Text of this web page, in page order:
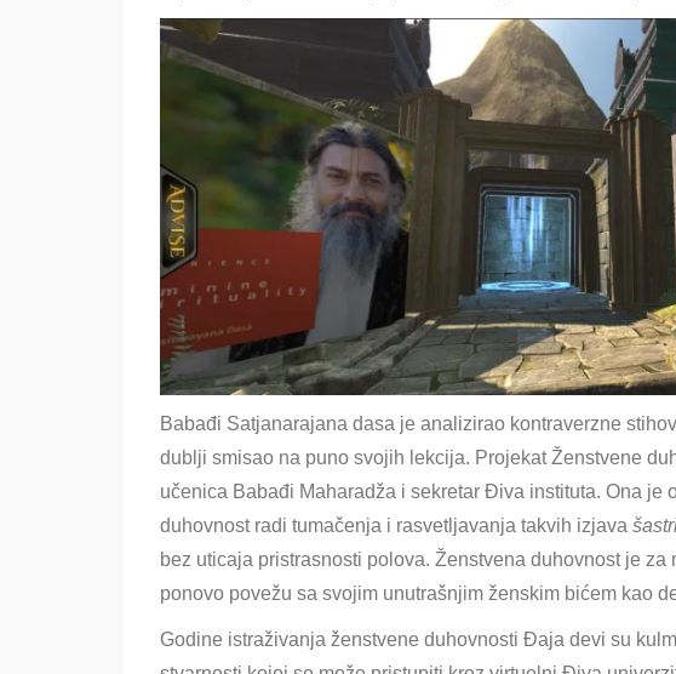
Babađi Satjanarajana dasa je analizirao kontraverzne
dublji smisao na puno svojih lekcija. Projekat Ženstvene
učenica Babađi Maharadža i sekretar Điva instituta. Ona je
duhovnost radi tumačenja i rasvetljavanja takvih izjava
bez uticaja pristrasnosti polova. Ženstvena duhovnost je za
ponovo povežu sa svojim unutrašnjim ženskim bićem kao
Godine istraživanja ženstvene duhovnosti Đaja devi su